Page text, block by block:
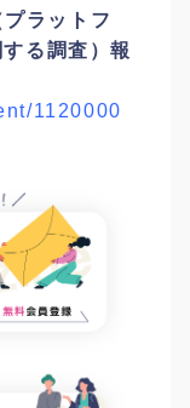
ラットフ
る調査）報
1120000